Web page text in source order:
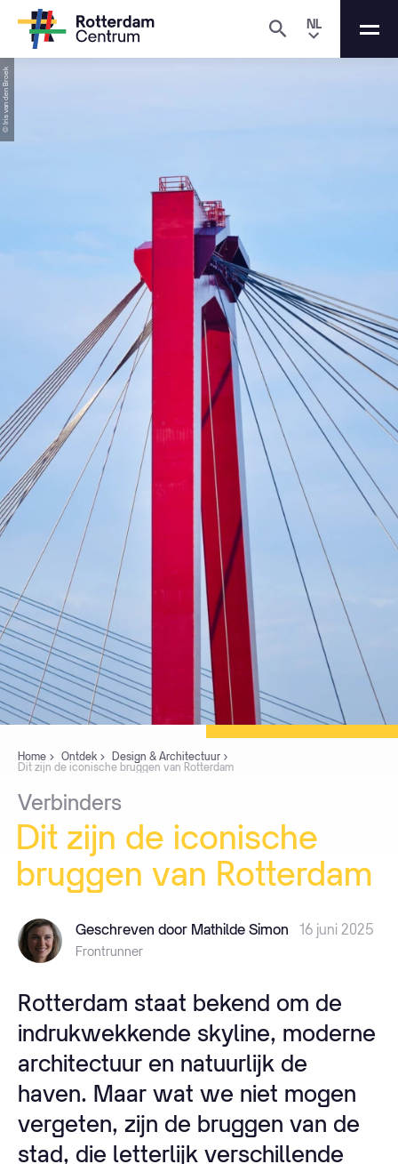
NL
Home Ontdek
Design & Architectuur
Dit zijn de iconische bruggen van Rotterdam
Verbinders
Dit zijn de iconische
bruggen van Rotterdam
© Iris van den Broek
Geschreven door Mathilde Simon 16 juni 2025
Frontrunner
Rotterdam staat bekend om de
indrukwekkende skyline, moderne
architectuur en natuurlijk de
haven. Maar wat we niet mogen
vergeten, zijn de bruggen van de
stad, die letterlijk verschillende